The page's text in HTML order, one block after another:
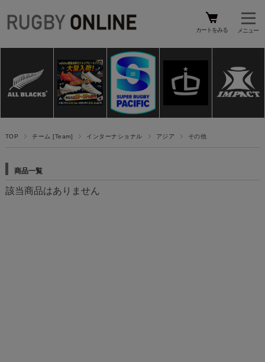
カートをみる
TOP チーム [Team] インターナショナル アジア その他
商品一覧
該当商品はありません